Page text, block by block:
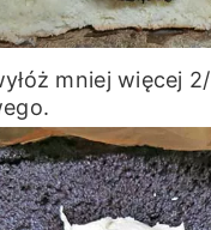
mniej więcej